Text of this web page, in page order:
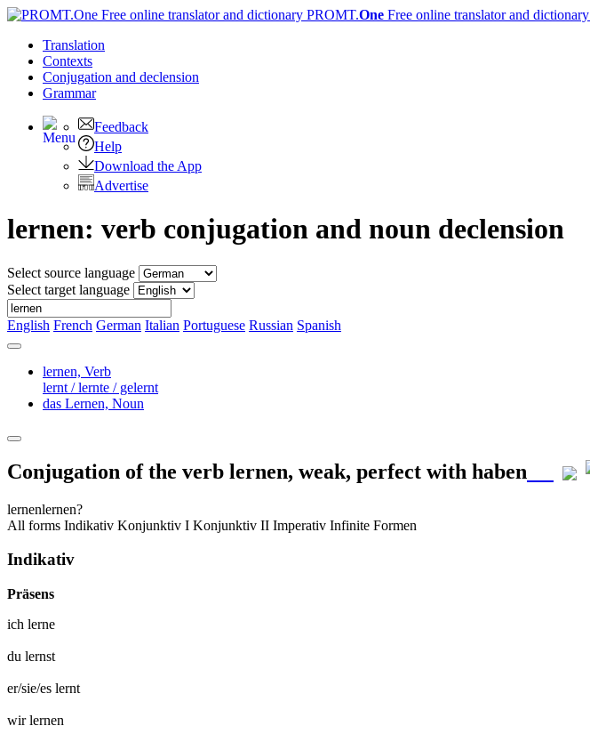
PROMT.One Free online translator and dictionary
Translation
Contexts
Conjugation and declension
Grammar
Feedback
Help
Download the App
Advertise
lernen: verb conjugation and noun declension
Select source language
Select target language
English French German Italian Portuguese Russian Spanish
lernen, Verb
lernt / lernte / gelernt
das Lernen, Noun
Conjugation of the verb lernen, weak, perfect with haben
lernenlernen?
All forms Indikativ Konjunktiv I Konjunktiv II Imperativ Infinite Formen
Indikativ
Präsens
ich lerne
du lernst
er/sie/es lernt
wirlernen